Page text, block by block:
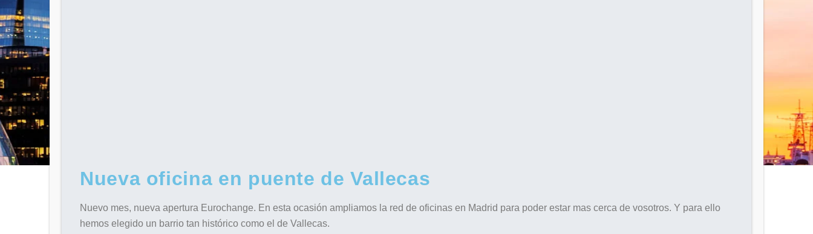
Nueva oficina en puente de Vallecas
Nuevo mes, nueva apertura Eurochange. En esta ocasión ampliamos la red de oficinas en Madrid para poder estar mas cerca de vosotros. Y para ello
hemos elegido un barrio tan histórico como el de Vallecas.